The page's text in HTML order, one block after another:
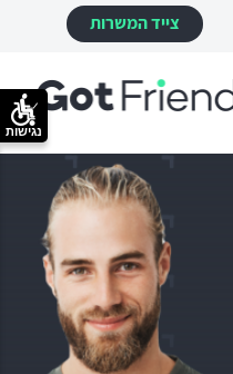
צייד המשרות
נגישות